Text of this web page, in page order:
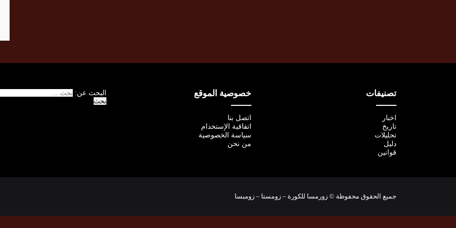
تصنيفات
اخبار
تاريخ
تحليلات
دليل
قوانين
خصوصية الموقع
اتصل بنا
اتفاقية الإستخدام
سياسة الخصوصية
من نحن
البحث عن:
جميع الحقوق محفوظة © زورمسا للكورة – زومستا – زومبسا